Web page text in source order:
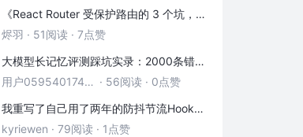
《React Router 受保护路由的 3 个坑，第 2 个 90% 的人都踩过》
烬羽 · 51阅读 · 7点赞
大模型长记忆评测踩坑实录：2000条错位记忆，让我排查了整整3小时
用户05954017446 · 56阅读 · 0点赞
我重写了自己用了两年的防抖节流Hook——发现里面藏着3个隐藏bug
kyriewen · 79阅读 · 1点赞